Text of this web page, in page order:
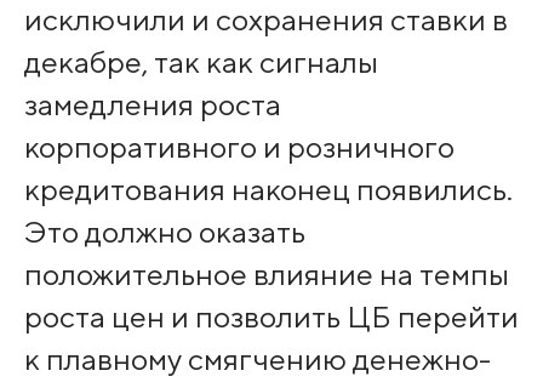
исключили и сохранения ставки в
декабре, так как сигналы
замедления роста
корпоративного и розничного
кредитования наконец появились.
Это должно оказать
положительное влияние на темпы
роста цен и позволить ЦБ перейти
к плавному смягчению денежно-